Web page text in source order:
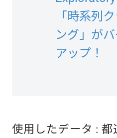
「時系列
ング」が
アップ！
使用したデータ : 都